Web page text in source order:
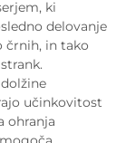
ki
delovanje
črnih, in tako
učinkovitost
ohranja